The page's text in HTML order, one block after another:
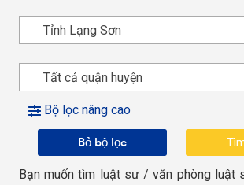
Tỉnh Lạng Sơn
Tất cả quận huyện
Bộ lọc nâng cao
Bỏ bộ lọc
Bạn muốn tìm luật sư / văn phòng luật